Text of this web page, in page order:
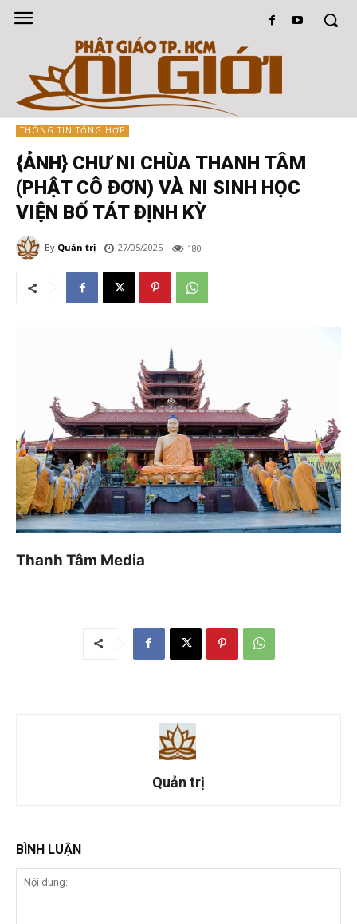
THÔNG TIN TỔNG HỢP
{ẢNH} CHƯ NI CHÙA THANH TÂM
(PHẬT CÔ ĐƠN) VÀ NI SINH HỌC
VIỆN BỐ TÁT ĐỊNH KỲ
By Quản trị 27/05/2025 180
Thanh Tâm Media
Quản trị
BÌNH LUẬN